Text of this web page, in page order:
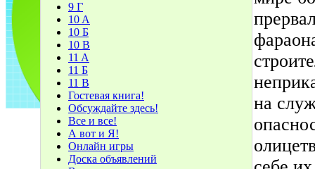
9 Г
10 A
10 Б
10 В
11 A
11 Б
11 В
Гостевая книга!
Обсуждайте здесь!
Все и все!
А вот и Я!
Онлайн игры
Доска объявлений
на